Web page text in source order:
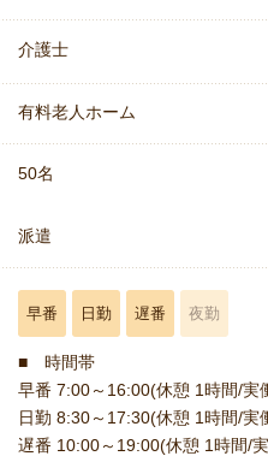
介護士
有料老人ホーム
50名
派遣
早番 日勤 遅番 夜勤
■ 時間帯
早番 7:00～16:00(休憩 1時間/実
日勤 8:30～17:30(休憩 1時間/実
遅番 10:00～19:00(休憩 1時間/